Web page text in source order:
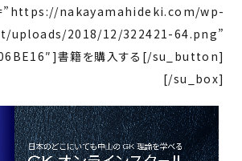
nakayamahideki.com/wp-
uploads/2018/12/322421-64.png”
書籍を購入する[/su_button]
[/su_box]